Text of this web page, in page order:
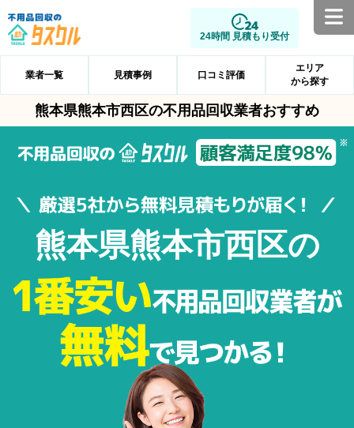
24時間 見積もり受付
業者一覧 見積事例 口コミ評価
エリア
から探す
熊本県熊本市西区の不用品回収業者おすすめ
熊本県熊本市西区の